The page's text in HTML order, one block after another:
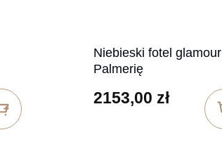
Niebieski fotel glamour
Palmerię
2153,00 zł